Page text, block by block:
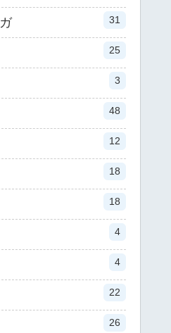
31
25
3
48
12
18
18
4
4
22
26